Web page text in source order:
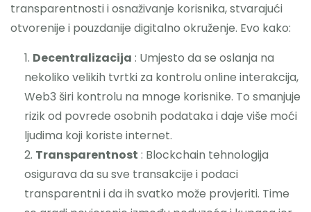
transparentnosti i osnaživanje korisnika, stvarajući
otvorenije i pouzdanije digitalno okruženje. Evo kako:
Decentralizacija : Umjesto da se oslanja na
nekoliko velikih tvrtki za kontrolu online interakcija,
Web3 širi kontrolu na mnoge korisnike. To smanjuje
rizik od povrede osobnih podataka i daje više moći
ljudima koji koriste internet.
Transparentnost : Blockchain tehnologija
osigurava da su sve transakcije i podaci
transparentni i da ih svatko može provjeriti. Time